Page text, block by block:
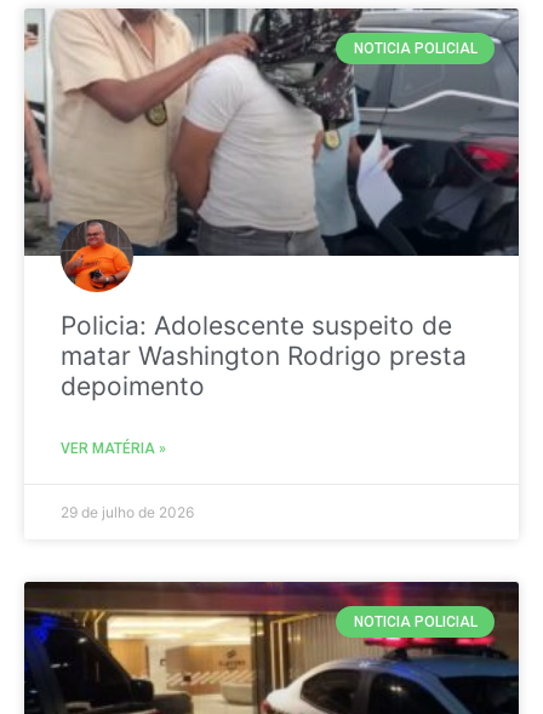
NOTICIA POLICIAL
Policia: Adolescente suspeito de
matar Washington Rodrigo presta
depoimento
VER MATÉRIA »
29 de julho de 2026
NOTICIA POLICIAL